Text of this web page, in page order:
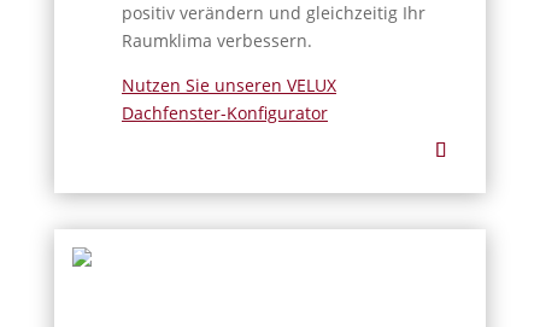
positiv verändern und gleichzeitig Ihr
Raumklima verbessern.
Nutzen Sie unseren VELUX
Dachfenster-Konfigurator